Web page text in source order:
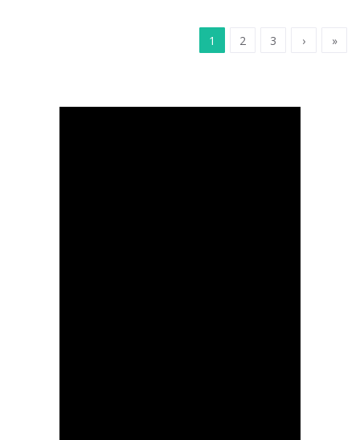
1 2 3 › »